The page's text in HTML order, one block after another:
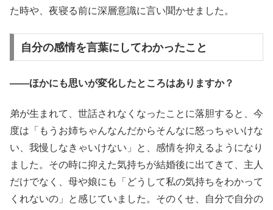
た時や、夜寝る前に深層意識に言い聞かせました。
自分の感情を言葉にしてわかったこと
――ほかにも思いが変化したところはありますか？
弟が生まれて、世話されなくなったことに落胆すると、今
度は「もうお姉ちゃんなんだからそんなに怒っちゃいけな
い、我慢しなきゃいけない」と、感情を抑えるようになり
ました。その時に抑えた気持ちが結婚後に出てきて、主人
だけでなく、母や娘にも「どうして私の気持ちをわかって
くれないの」と感じていました。そのくせ、自分で自分の